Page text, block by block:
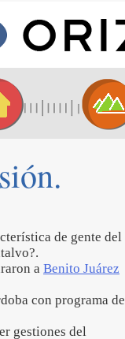
de gente del
a Benito Juárez
con programa de
gestiones del